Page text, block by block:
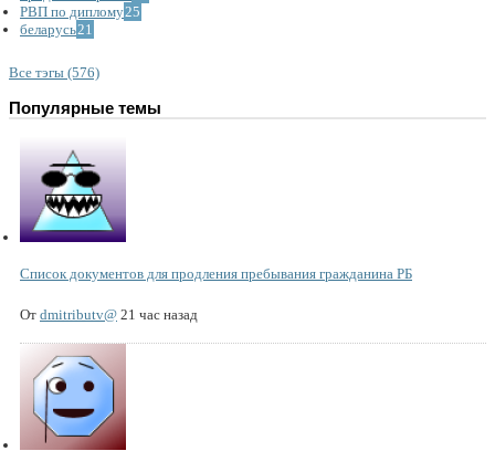
РВП по диплому25
беларусь21
Все тэгы (576)
Популярные темы
Список документов для продления пребывания гражданина РБ
От dmitributv@ 21 час назад